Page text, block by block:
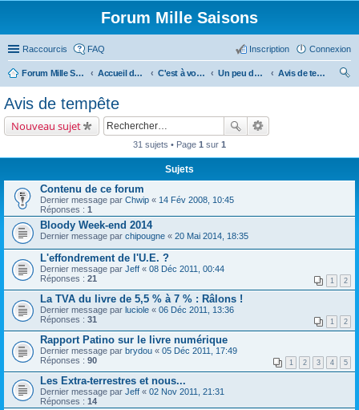
Forum Mille Saisons
Raccourcis FAQ Connexion
Inscription
Forum Mille Saisons Accueil du forum C'est à vous ! Un peu de culture...
Avis de tempête
Avis de tempête
Nouveau sujet
31 sujets • Page 1 sur 1
Sujets
Contenu de ce forum
Dernier message par Chwip « 14 Fév 2008, 10:45
Réponses : 1
Bloody Week-end 2014
Dernier message par chipougne « 20 Mai 2014, 18:35
L'effondrement de l'U.E. ?
Dernier message par Jeff « 08 Déc 2011, 00:44
Réponses : 21 1 2
La TVA du livre de 5,5 % à 7 % : Râlons !
Dernier message par luciole « 06 Déc 2011, 13:36
Réponses : 31 1 2
Rapport Patino sur le livre numérique
Dernier message par brydou « 05 Déc 2011, 17:49
Réponses : 90 1 2 3 4 5
Les Extra-terrestres et nous...
Dernier message par Jeff « 02 Nov 2011, 21:31
Réponses : 14